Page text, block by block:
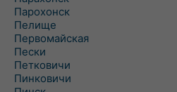
Парохонск
Пелище
Первомайская
Пески
Петковичи
Пинковичи